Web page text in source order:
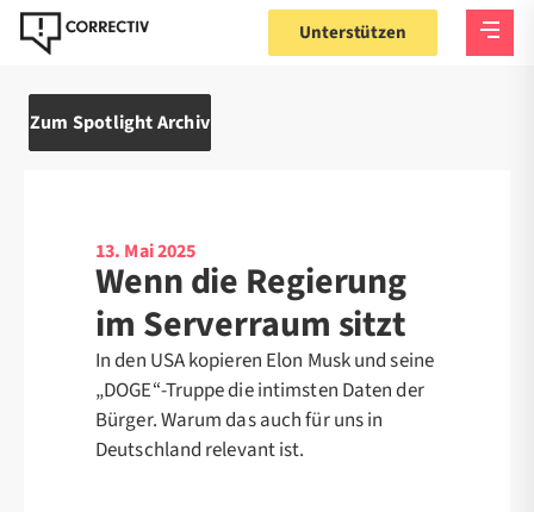
Unterstützen
Zum Spotlight Archiv
13. Mai 2025
Wenn die Regierung
im Serverraum sitzt
In den USA kopieren Elon Musk und seine
„DOGE“-Truppe die intimsten Daten der
Bürger. Warum das auch für uns in
Deutschland relevant ist.